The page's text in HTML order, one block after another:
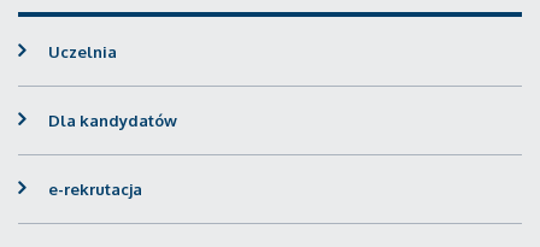
Uczelnia
Dla kandydatów
e-rekrutacja